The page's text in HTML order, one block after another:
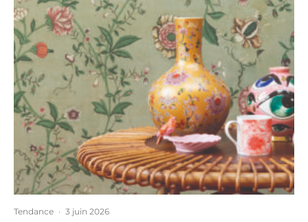
Tendance · 3 juin 2026